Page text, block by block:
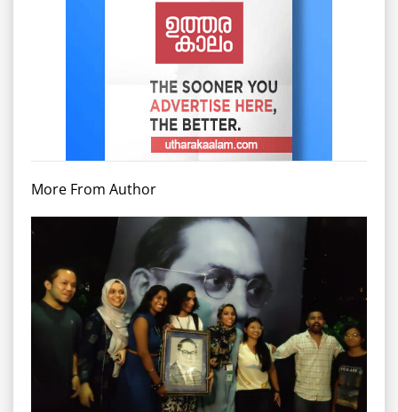
More From Author